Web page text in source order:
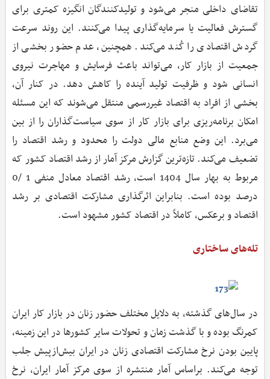
تقاضای داخلی منجر می‌شود و تولیدکنندگان انگیزه کمتری برای
گسترش فعالیت یا سرمایه‌گذاری پیدا می‌کنند. این روند سرعت
گردش اقتصادی را کُند می‌کند. همچنین، عدم حضور بخشی از
جمعیت از بازار کار، می‌تواند باعث فرسایش و مهاجرت نیروی
انسانی شود و ظرفیت تولید آینده را کاهش دهد. در کنار آن،
بخشی از افراد به اقتصاد غیررسمی منتقل می‌شوند که این مسئله
امکان برنامه‌ریزی برای بازار کار از سوی سیاست‌گذاران را از بین
می‌برد. این وضع منابع مالی دولت را محدود و رشد اقتصاد را
تضعیف می‌کند. تازه‌ترین گزارش مرکز آمار از رشد اقتصاد کشور که
مربوط به بهار سال 1404 است، رشد اقتصاد معادل منفی 1 /0
درصد بوده است. بنابراین اثرگذاری مشارکت اقتصادی بر رشد
اقتصاد و برعکس، کاملاً در اقتصاد کشور مشهود است.
تله‌های ساختاری
در سال‌های گذشته، به دلایل مختلف حضور زنان در بازار کار ایران
کمرنگ بوده و با گذشت زمان و تحولات سایر کشورها در این زمینه،
پایین بودن نرخ مشارکت اقتصادی زنان در ایران بیش‌ازپیش جلب
توجه می‌کند. براساس آمار منتشره از سوی مرکز آمار ایران، نرخ